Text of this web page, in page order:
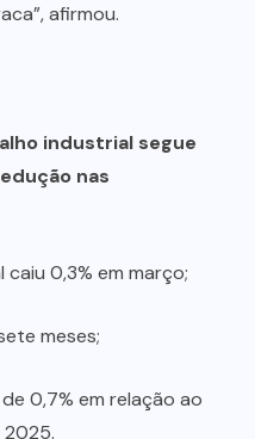
afirmou.
industrial segue
nas
0,3% em março;
meses;
0,7% em relação ao